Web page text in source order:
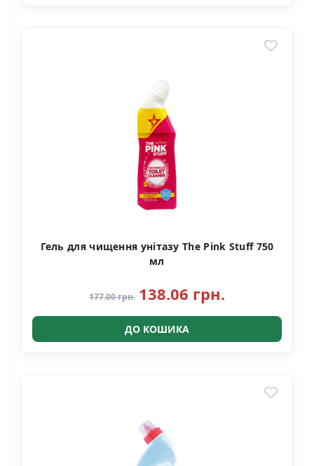
Гель для чищення унітазу The Pink Stuff 750
мл
177.00 грн. 138.06 грн.
ДО КОШИКА